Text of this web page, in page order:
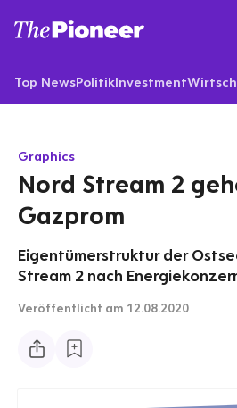
Top NewsPolitikInvestment
Graphics
Nord Stream 2
Gazprom
Eigentümerstruktur der
Stream 2 nach
Veröffentlicht am 12.08.2020